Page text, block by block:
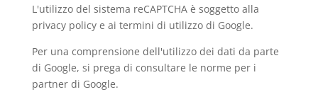
L'utilizzo del sistema reCAPTCHA è soggetto alla
privacy policye ai termini di utilizzodi Google.
Per una comprensione dell'utilizzo dei dati da parte
di Google, si prega di consultare le norme per i
partner di Google.